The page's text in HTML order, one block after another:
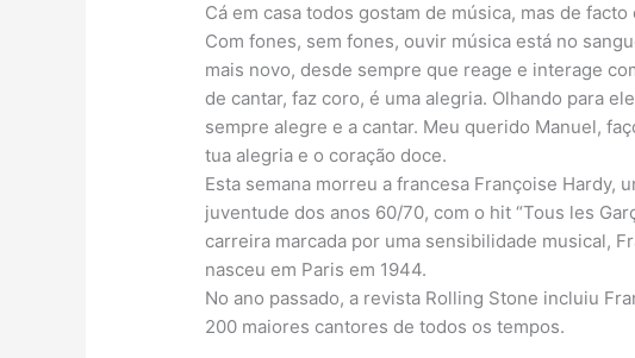
Cá em casa todos gostam de música, mas de
Com fones, sem fones, ouvir música está no
mais novo, desde sempre que reage e interage
de cantar, faz coro, é uma alegria. Olhando para
sempre alegre e a cantar. Meu querido Manuel,
tua alegria e o coração doce.
Esta semana morreu a francesa Françoise Hardy,
juventude dos anos 60/70, com o hit “Tous les
carreira marcada por uma sensibilidade musical,
nasceu em Paris em 1944.
No ano passado, a revista Rolling Stone incluiu
200 maiores cantores de todos os tempos.